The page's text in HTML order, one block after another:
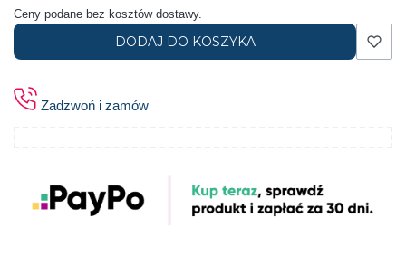
Ceny podane bez kosztów dostawy.
DODAJ DO KOSZYKA
Zadzwoń i zamów